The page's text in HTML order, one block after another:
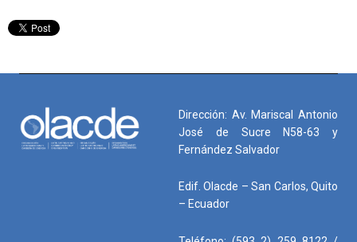
Dirección: Av. Mariscal Antonio
José de Sucre N58-63 y
Fernández Salvador
Edif. Olacde – San Carlos, Quito
– Ecuador